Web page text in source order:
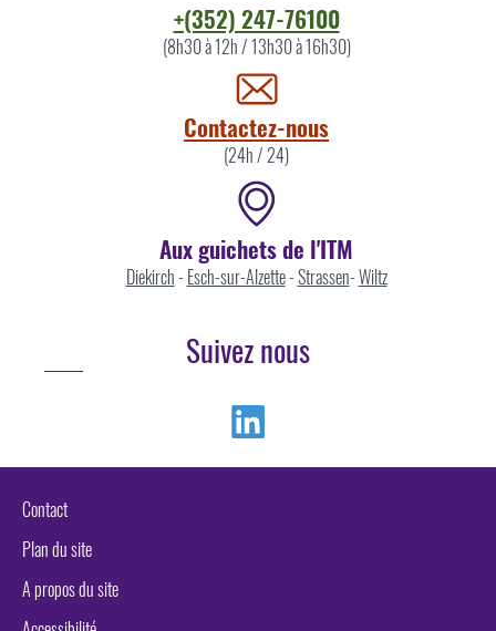
+(352) 247-76100
(8h30 à 12h / 13h30 à 16h30)
Contactez-nous
(24h / 24)
Aux guichets de l'ITM
Diekirch- Esch-sur-Alzette-Strassen-Wiltz
Suivez nous
Contact
Plan du site
A propos du site